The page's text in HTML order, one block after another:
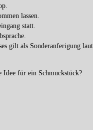
lassen.
statt.
gilt als Sonderanferigung laut
Idee für ein Schmuckstück?